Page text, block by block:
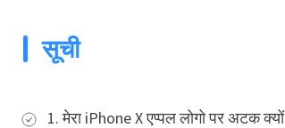
सूची
1. मेरा iPhone X एप्पल लोगो पर अटक क्यों